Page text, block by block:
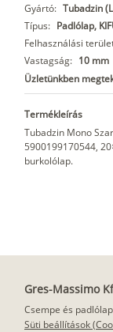
Gyártó: Tubadzin
Típus: Padlólap,
Felhasználási
Vastagság: 10 mm
Üzletünkben
Termékleírás
Tubadzin Mono
5900199170544,
burkolólap.
Gres-Massimo
Csempe és
Süti beállítások